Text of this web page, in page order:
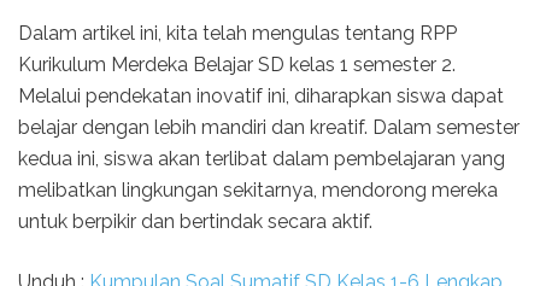
Dalam artikel ini, kita telah mengulas tentang RPP
Kurikulum Merdeka Belajar SD kelas 1 semester 2.
Melalui pendekatan inovatif ini, diharapkan siswa dapat
belajar dengan lebih mandiri dan kreatif. Dalam semester
kedua ini, siswa akan terlibat dalam pembelajaran yang
melibatkan lingkungan sekitarnya, mendorong mereka
untuk berpikir dan bertindak secara aktif.